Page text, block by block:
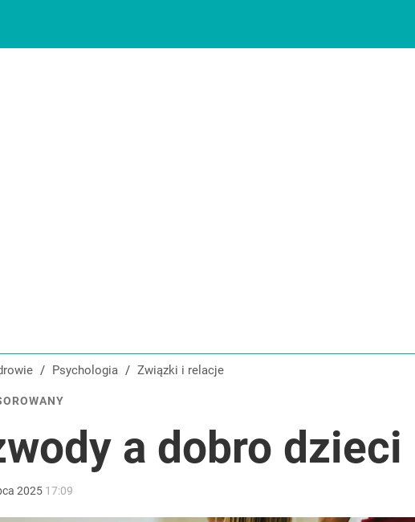
/ Psychologia / Związki i relacje
a dobro dzieci
2025 17:09